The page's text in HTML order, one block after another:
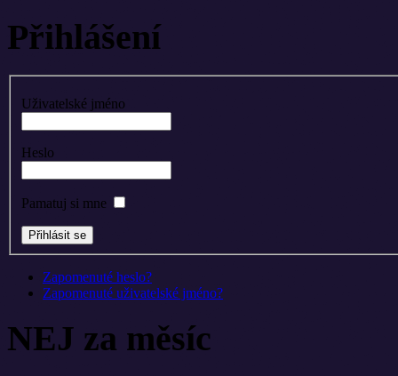
Přihlášení
Uživatelské jméno
Heslo
Pamatuj si mne
Zapomenuté heslo?
Zapomenuté uživatelské jméno?
NEJ za měsíc